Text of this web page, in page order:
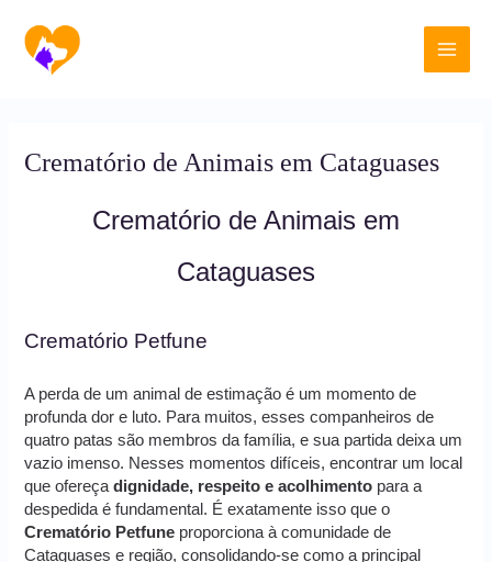
para
conteúdo
Main
Crematório de Animais em Cataguases
Crematório de Animais em
Cataguases
Crematório Petfune
A perda de um animal de estimação é um momento de
profunda dor e luto. Para muitos, esses companheiros de
quatro patas são membros da família, e sua partida deixa um
vazio imenso. Nesses momentos difíceis, encontrar um local
que ofereçadignidade, respeito e acolhimento para a
despedida é fundamental. É exatamente isso que o
Crematório Petfune proporciona à comunidade de
Cataguases e região, consolidando-se como a principal